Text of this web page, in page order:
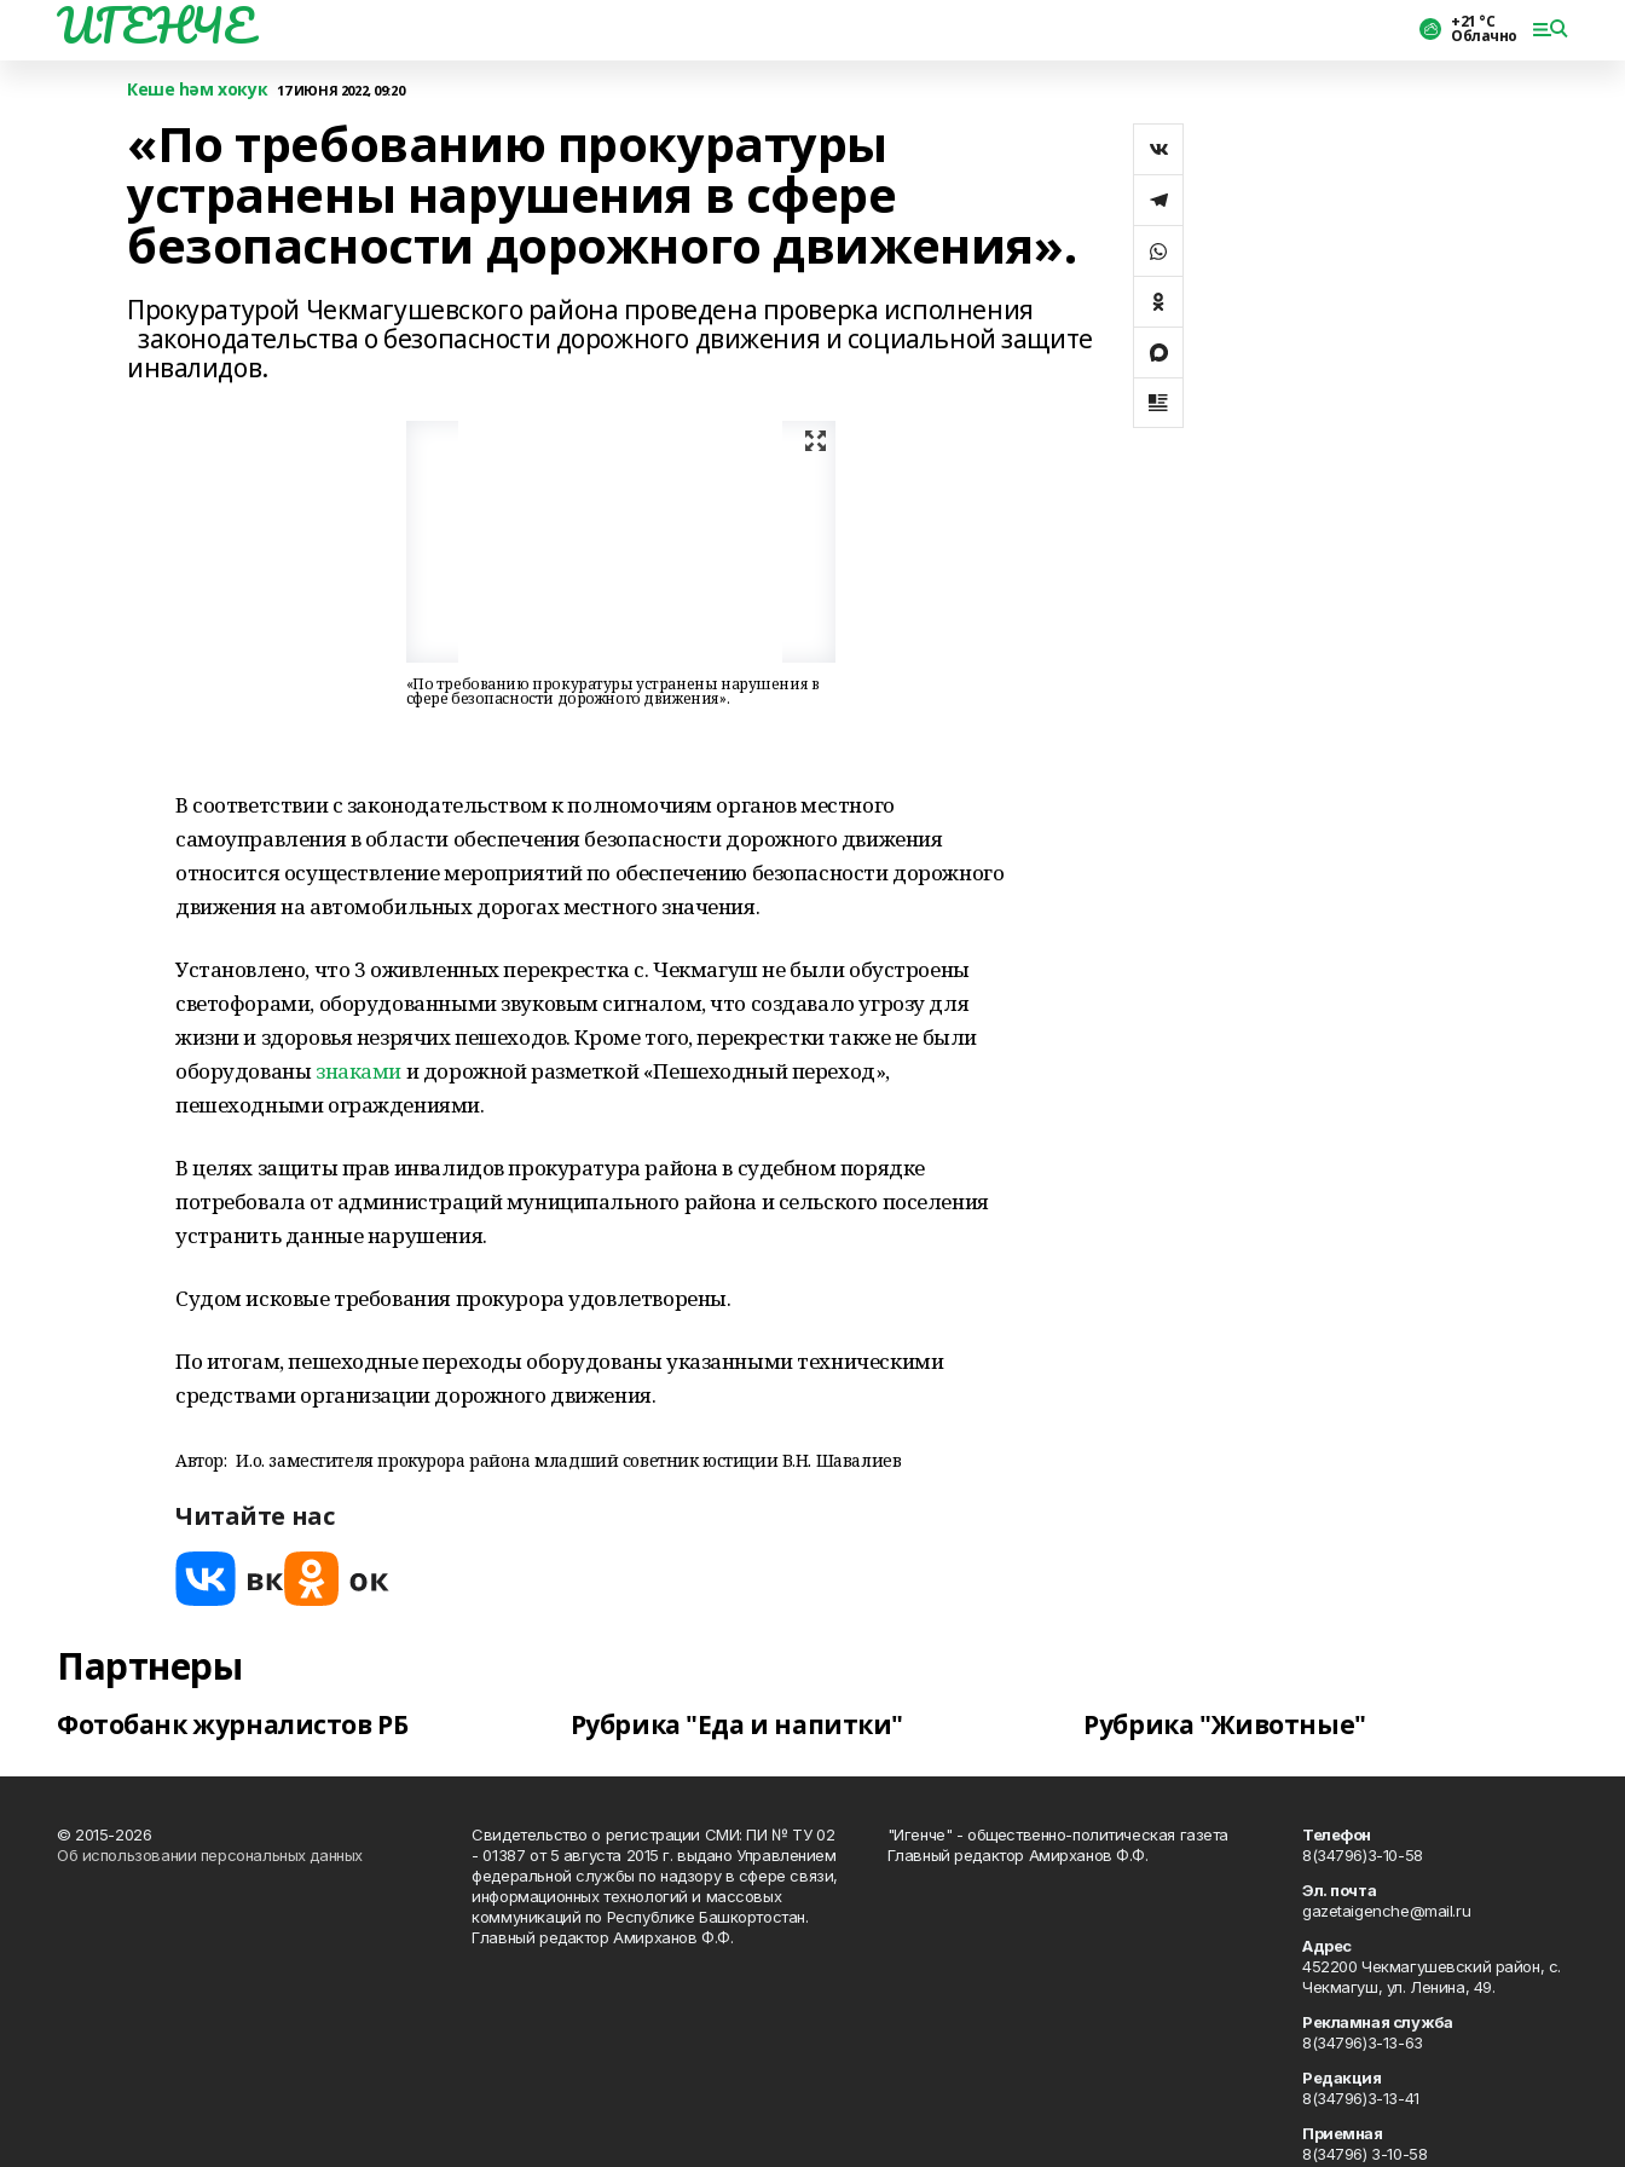
ИГЕНЧЕ +21 °С
Облачно
Кеше һәм хокук 17 ИЮНЯ 2022, 09:20
«По требованию прокуратуры
устранены нарушения в сфере
безопасности дорожного движения».
Прокуратурой Чекмагушевского района проведена проверка исполнения
законодательства о безопасности дорожного движения и социальной защите
инвалидов.
«По требованию прокуратуры устранены нарушения в
сфере безопасности дорожного движения».
В соответствии с законодательством к полномочиям органов местного
самоуправления в области обеспечения безопасности дорожного движения
относится осуществление мероприятий по обеспечению безопасности дорожного
движения на автомобильных дорогах местного значения.
Установлено, что 3 оживленных перекрестка с. Чекмагуш не были обустроены
светофорами, оборудованными звуковым сигналом, что создавало угрозу для
жизни и здоровья незрячих пешеходов. Кроме того, перекрестки также не были
оборудованызнакамии дорожной разметкой «Пешеходный переход»,
пешеходными ограждениями.
В целях защиты прав инвалидов прокуратура района в судебном порядке
потребовала от администраций муниципального района и сельского поселения
устранить данные нарушения.
Судом исковые требования прокурора удовлетворены.
По итогам, пешеходные переходы оборудованы указанными техническими
средствами организации дорожного движения.
Автор: И.о. заместителя прокурора района младший советник юстиции В.Н. Шавалиев
Читайте нас
Партнеры
Фотобанк журналистов РБ Рубрика "Еда и напитки" Рубрика "Животные"
© 2015-2026
Об использовании персональных данных
Свидетельство о регистрации СМИ: ПИ № ТУ 02
- 01387 от 5 августа 2015 г. выдано Управлением
федеральной службы по надзору в сфере связи,
информационных технологий и массовых
коммуникаций по Республике Башкортостан.
Главный редактор Амирханов Ф.Ф.
"Игенче" - общественно-политическая газета
Главный редактор Амирханов Ф.Ф.
Телефон
8(34796)3-10-58
Эл. почта
gazetaigenche@mail.ru
Адрес
452200 Чекмагушевский район, с.
Чекмагуш, ул. Ленина, 49.
Рекламная служба
8(34796)3-13-63
Редакция
8(34796)3-13-41
Приемная
8(34796) 3-10-58